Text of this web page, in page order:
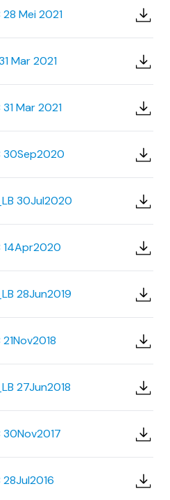
28 Mei 2021
Mar 2021
Mar 2021
30Sep2020
30Jul2020
14Apr2020
28Jun2019
27Jun2018
30Nov2017
28Jul2016